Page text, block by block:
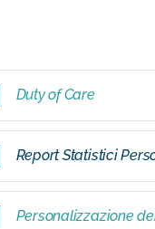
Duty of Care
Report Statistici
Personalizzazione